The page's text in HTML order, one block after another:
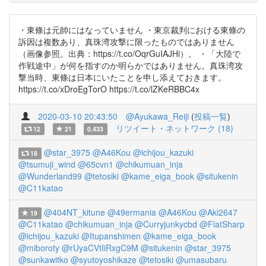
・東條は元帥にはなっていません ・東京裁判における東條の
訴因は複数あり、真珠湾攻撃に限ったものではありません
（画像参照。出典：https://t.co/OqrGuIAJHi）。 ・「大陸で
作戦途中」が何を指すのか明らかではありません。真珠湾攻
撃当時、東條は日本にいたことを申し添えておきます。
https://t.co/xDroEgTorO https://t.co/lZKeRBBC4x
2020-03-10 20:43:50 @Ayukawa_Reiji (投稿一覧)
12 21 0.433 リツイート・ネットワーク (18)
18 @star_3975 @A46Kou @ichijou_kazuki
@tsumuji_wind @65cvn1 @chikumuan_inja
@Wunderland99 @tetosiki @kame_eiga_book @situkenin
@C11katao
19 @404NT_kitune @49ermania @A46Kou @Aki2647
@C11katao @chikumuan_inja @Curryjunkycbd @FlatSharp
@ichijou_kazuki @Itupanshimen @kame_eiga_book
@miboroty @rUyaCVtIiRxgC9M @situkenin @star_3975
@sunkawitko @syutoyoshikaze @tetosiki @umasubaru